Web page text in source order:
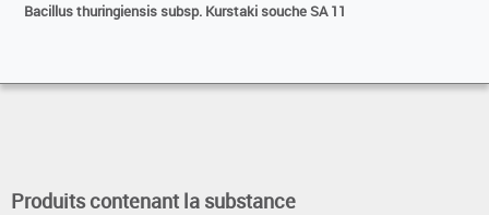
Bacillus thuringiensis subsp. Kurstaki souche SA 11
Produits contenant la substance